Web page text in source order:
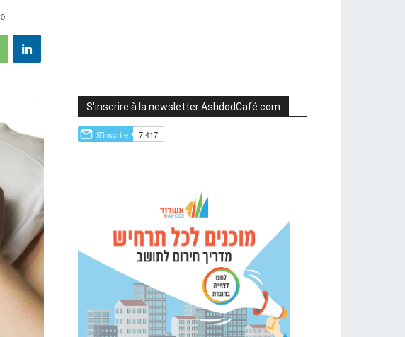
0
S'inscrire à la newsletter AshdodCafé.com